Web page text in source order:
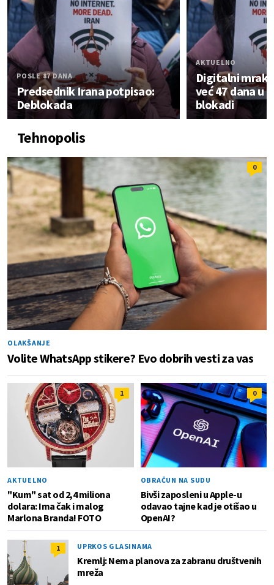
POSLE 87 DANA
Predsednik Irana potpisao:
Deblokada
AKTUELNO
Digitalni mrak
već 47 dana u
blokadi
Tehnopolis
0
OLAKŠANJE
Volite WhatsApp stikere? Evo dobrih vesti za vas
1
AKTUELNO
"Kum" sat od 2,4 miliona
dolara: Ima čak i malog
Marlona Branda! FOTO
0
OBRAČUN NA SUDU
Bivši zaposleni u Apple-u
odavao tajne kad je otišao u
OpenAI?
1 UPRKOS GLASINAMA
Kremlj: Nema planova za zabranu društvenih
mreža